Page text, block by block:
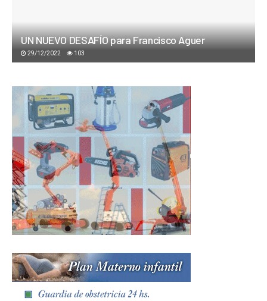
UN NUEVO DESAFÍO para Francisco Aguer
29/12/2022 103